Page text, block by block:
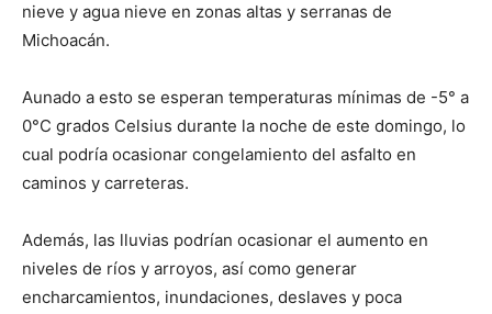
nieve y agua nieve en zonas altas y serranas de
Michoacán.
Aunado a esto se esperan temperaturas mínimas de -5° a
0°C grados Celsius durante la noche de este domingo, lo
cual podría ocasionar congelamiento del asfalto en
caminos y carreteras.
Además, las lluvias podrían ocasionar el aumento en
niveles de ríos y arroyos, así como generar
encharcamientos, inundaciones, deslaves y poca